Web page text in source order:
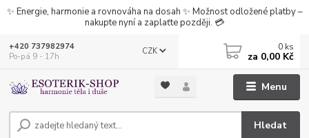
✨ Energie, harmonie a rovnováha na dosah ✨ Možnost odložené platby –
nakupte nyní a zaplaťte později. 💳
Menu
CZK
Hledat
+420 737982974
Po-pá 9 - 17h
0 ks
za 0,00 Kč